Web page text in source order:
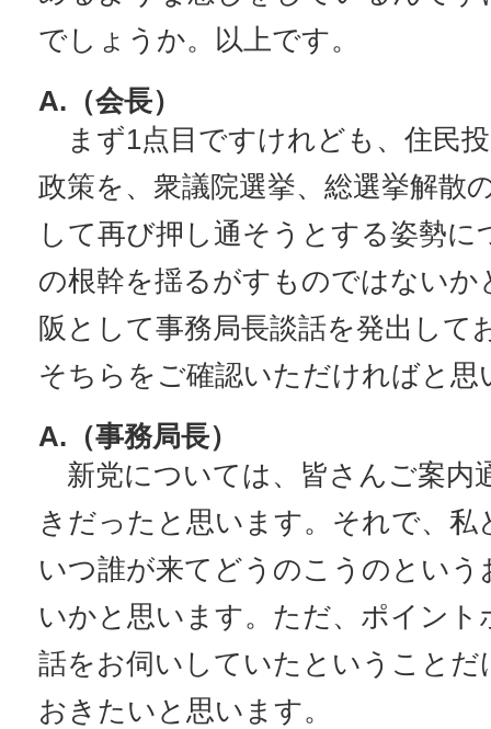
でしょうか。以上です。
A.（会長）
まず1点目ですけれども、住民
政策を、衆議院選挙、総選挙解散
して再び押し通そうとする姿勢に
の根幹を揺るがすものではないか
阪として事務局長談話を発出して
そちらをご確認いただければと思
A.（事務局長）
新党については、皆さんご案内
きだったと思います。それで、
いつ誰が来てどうのこうのという
いかと思います。ただ、ポイン
話をお伺いしていたということだ
おきたいと思います。